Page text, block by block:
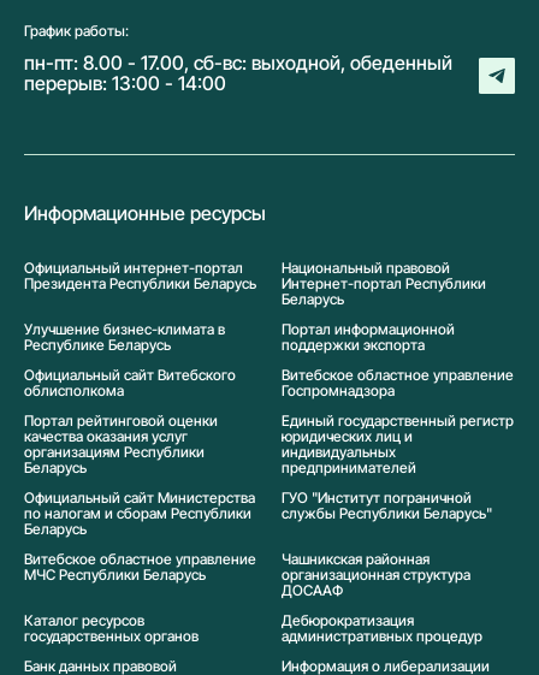
График работы:
пн-пт: 8.00 - 17.00, сб-вс: выходной, обеденный
перерыв: 13:00 - 14:00
Информационные ресурсы
Официальный интернет-портал
Президента Республики Беларусь
Национальный правовой
Интернет-портал Республики
Беларусь
Улучшение бизнес-климата в
Республике Беларусь
Портал информационной
поддержки экспорта
Официальный сайт Витебского
облисполкома
Витебское областное управление
Госпромнадзора
Портал рейтинговой оценки
качества оказания услуг
организациям Республики
Беларусь
Единый государственный регистр
юридических лиц и
индивидуальных
предпринимателей
Официальный сайт Министерства
по налогам и сборам Республики
Беларусь
ГУО "Институт пограничной
службы Республики Беларусь"
Витебское областное управление
МЧС Республики Беларусь
Чашникская районная
организационная структура
ДОСААФ
Каталог ресурсов
государственных органов
Дебюрократизация
административных процедур
Банк данных правовой
Информация о либерализации